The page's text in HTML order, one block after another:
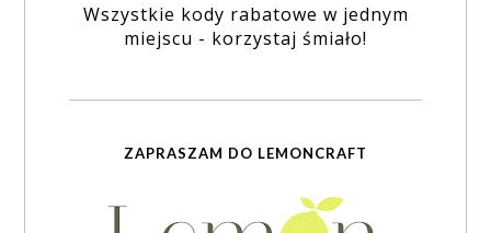
Wszystkie kody rabatowe w jednym
miejscu - korzystaj śmiało!
ZAPRASZAM DO LEMONCRAFT